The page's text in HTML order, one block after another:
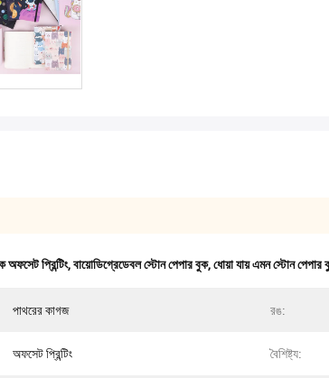
অফসেট প্রিন্টিং,বায়োডিগ্রেডেবল স্টোন পেপার বুক,ধোয়া যায় এমন স্টোন পেপার
পাথরের কাগজ রঙ:
অফসেট প্রিন্টিং বৈশিষ্ট্য: